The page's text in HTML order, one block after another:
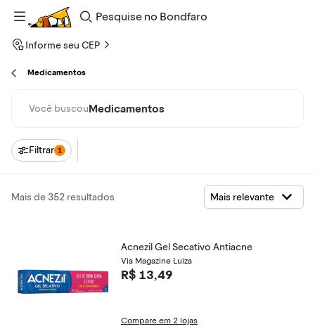
Pesquise
Bondfaro
Informe seu CEP
Medicamentos
Você buscouMedicamentos
Filtrar 1
Mais de 352 resultados
Acnezil Gel Secativo Antiacne
Via Magazine Luiza
R$ 13,49
Compare em 2 lojas